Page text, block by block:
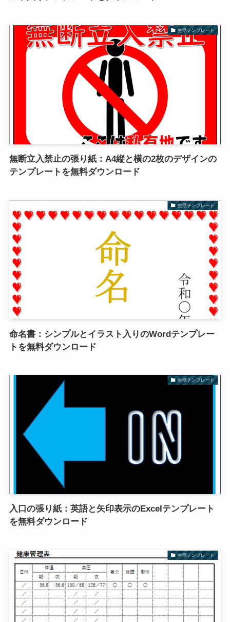
生活テンプレート
無断立入禁止の張り紙：A4縦と横の2枚のデザインの
テンプレートを無料ダウンロード
生活テンプレート
命名書：シンプルとイラスト入りのWordテンプレー
トを無料ダウンロード
生活テンプレート
入口の張り紙：英語と矢印表示のExcelテンプレート
を無料ダウンロード
生活テンプレート